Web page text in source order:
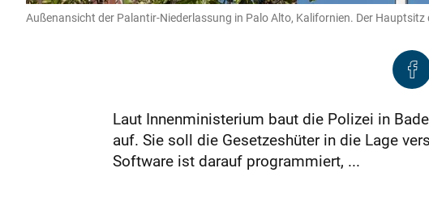
Außenansicht der Palantir-Niederlassung in Palo Alto, Kalifornien. Der
Laut Innenministerium baut die Polizei in
auf. Sie soll die Gesetzeshüter in die Lage
Software ist darauf programmiert, ...